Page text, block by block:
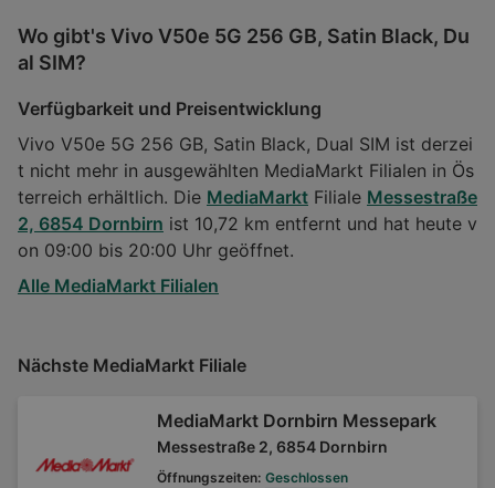
Wo gibt's Vivo V50e 5G 256 GB, Satin Black, Du
al SIM?
Verfügbarkeit und Preisentwicklung
Vivo V50e 5G 256 GB, Satin Black, Dual SIM ist derzei
t nicht mehr in ausgewählten MediaMarkt Filialen in Ös
terreich erhältlich. Die MediaMarkt Filiale Messestraße
2, 6854 Dornbirn ist 10,72 km entfernt und hat heute v
on 09:00 bis 20:00 Uhr geöffnet.
Alle MediaMarkt Filialen
Nächste MediaMarkt Filiale
MediaMarkt Dornbirn Messepark
Messestraße 2, 6854 Dornbirn
Öffnungszeiten: Geschlossen